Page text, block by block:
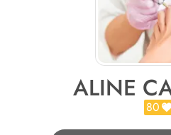
ALINE
80